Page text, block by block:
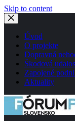
Skip to content
Úvod
O projekte
Dopravná
Škodová
Zapojené
Aktuality